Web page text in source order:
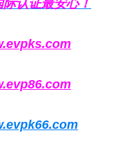
认证最安心！